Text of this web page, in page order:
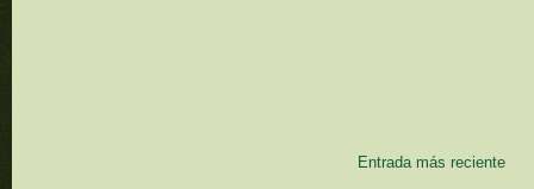
Entrada más reciente